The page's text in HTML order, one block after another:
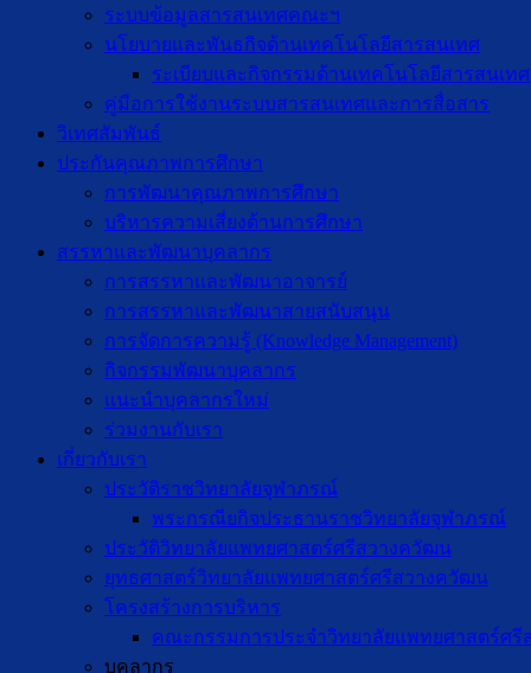
ระบบข้อมูลสารสนเทศคณะฯ
นโยบายและพันธกิจด้านเทคโนโลยีสารสนเทศ
ระเบียบและกิจกรรมด้านเทคโนโลยีสารสนเทศ
คู่มือการใช้งานระบบสารสนเทศและการสื่อสาร
วิเทศสัมพันธ์
ประกันคุณภาพการศึกษา
การพัฒนาคุณภาพการศึกษา
บริหารความเสี่ยงด้านการศึกษา
สรรหาและพัฒนาบุคลากร
การสรรหาและพัฒนาอาจารย์
การสรรหาและพัฒนาสายสนับสนุน
การจัดการความรู้ (Knowledge Management)
กิจกรรมพัฒนาบุคลากร
แนะนำบุคลากรใหม่
ร่วมงานกับเรา
เกี่ยวกับเรา
ประวัติราชวิทยาลัยจุฬาภรณ์
พระกรณียกิจประธานราชวิทยาลัยจุฬาภรณ์
ประวัติวิทยาลัยแพทยศาสตร์ศรีสวางควัฒน
ยุทธศาสตร์วิทยาลัยแพทยศาสตร์ศรีสวางควัฒน
โครงสร้างการบริหาร
คณะกรรมการประจำวิทยาลัยแพทยศาสตร์ศรี
บุคลากร